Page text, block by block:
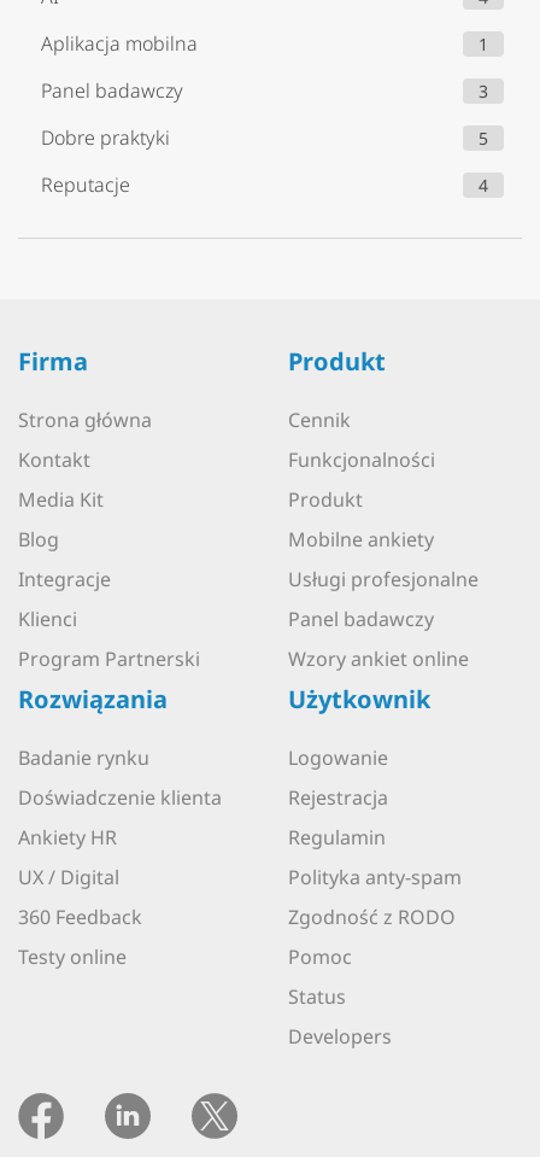
Aplikacja mobilna 1
Panel badawczy 3
Dobre praktyki 5
Reputacje 4
Firma
Strona główna
Kontakt
Media Kit
Blog
Integracje
Klienci
Program Partnerski
Produkt
Cennik
Funkcjonalności
Produkt
Mobilne ankiety
Usługi profesjonalne
Panel badawczy
Wzory ankiet online
Rozwiązania
Badanie rynku
Doświadczenie klienta
Ankiety HR
UX / Digital
360 Feedback
Testy online
Użytkownik
Logowanie
Rejestracja
Regulamin
Polityka anty-spam
Zgodność z RODO
Pomoc
Status
Developers